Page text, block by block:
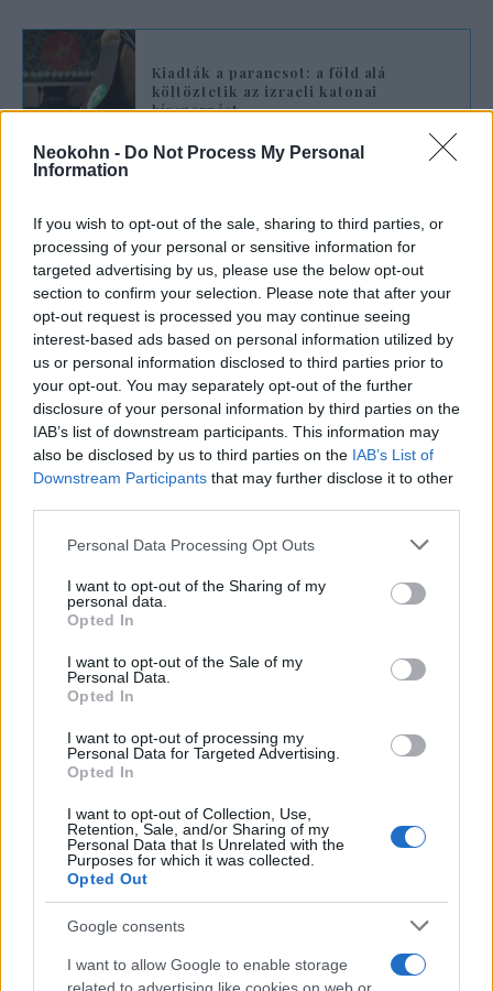
Neokohn - Do Not Process My Personal
Information
If you wish to opt-out of the sale, sharing to third parties, or
processing of your personal or sensitive information for
targeted advertising by us, please use the below opt-out
section to confirm your selection. Please note that after your
opt-out request is processed you may continue seeing
interest-based ads based on personal information utilized by
us or personal information disclosed to third parties prior to
your opt-out. You may separately opt-out of the further
disclosure of your personal information by third parties on the
IAB’s list of downstream participants. This information may
also be disclosed by us to third parties on the IAB’s List of
Downstream Participants that may further disclose it to other
Please note that this website/app uses one or more Google
not limited to your visit or usage behaviour. You may click to
grant or deny consent to Google and its third-party tags to
use your data for below specified purposes in below Google
consent section.
Personal Data Processing Opt Outs
I want to opt-out of the Sharing of my
personal data.
Opted In
I want to opt-out of the Sale of my
Personal Data.
Opted In
I want to opt-out of processing my
Personal Data for Targeted Advertising.
Opted In
I want to opt-out of Collection, Use,
Retention, Sale, and/or Sharing of my
Personal Data that Is Unrelated with the
Purposes for which it was collected.
Opted Out
Google consents
I want to allow Google to enable storage
Kiadták a parancsot: a föld alá
költöztetik az izraeli katonai
hírszerzést
‘Egy reális forgatókönyv, amely
megvalósítható’
A Hamász ellen 2021 májusában végrehajtott
11 napos „Falak őrzője” hadműveletet
követően az izraeli felfogás szerint a
terrorszervezet jelentős veszteségeket
szenvedett, és hatékonyan elrettentették a
nagyobb akcióktól – áll a jelentésben.
Egy évvel később Iszmail Haníje, a Hamász
vezetője a következőket írta a Hamász
katonai vezetőjének, Jahja Szinvárnak: „A
[Hezbollah magas rangú vezetőjével, Hasszán
Naszrallahhal] folytatott megbeszélésen
áttekintettük a stratégiát”. A levél
zárásaként még annyit írt, hogy „ez egy reális
forgatókönyv, amely megvalósítható – Izrael
elpusztítására”.
Herzi Halevi altábornagyot, az IDF vezérkari
főnökét nem tájékoztatták a Hamász „Jerikó
fala” nevű tervéről, és csak két héttel a
háború kitörése után értesült róla – jegyezte
meg a jelentés.